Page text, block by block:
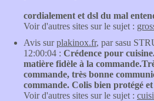
cordialement et dsl du mal
Voir d'autres sites sur le sujet :
Avis surplakinox.fr, par sasu
12:00:04 : Crédence pour
matière fidèle à la
commande, très bonne
commande. Colis bien protégé
Voir d'autres sites sur le sujet :